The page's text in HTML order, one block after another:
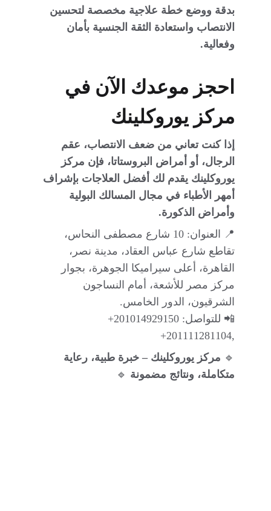
بدقة ووضع خطة علاجية مخصصة لتحسين
الانتصاب واستعادة الثقة الجنسية بأمان
وفعالية.
احجز موعدك الآن في
مركز يوروكلينك
إذا كنت تعاني من ضعف الانتصاب، عقم
الرجال، أو أمراض البروستاتا، فإن مركز
يوروكلينك يقدم لك أفضل العلاجات بإشراف
أمهر الأطباء في مجال المسالك البولية
وأمراض الذكورة.
📍 العنوان: 10 شارع مصطفى النحاس،
تقاطع شارع عباس العقاد، مدينة نصر،
القاهرة، أعلى سيراميكا الجوهرة، بجوار
مركز مصر للأشعة، أمام النساجون
الشرقيون، الدور الخامس.
📲 للتواصل: 201014929150+
,201111281104+
🔹 مركز يوروكلينك – خبرة طبية، رعاية
متكاملة، ونتائج مضمونة 🔹